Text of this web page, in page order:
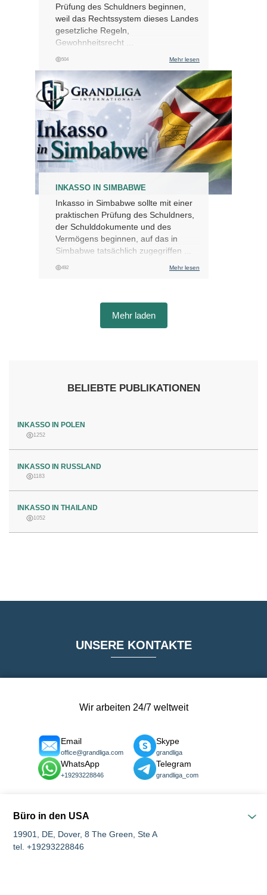
BELIEBTE PUBLIKATIONEN
INKASSO IN POLEN
1252
INKASSO IN RUSSLAND
1183
INKASSO IN THAILAND
1052
Prüfung des Schuldners beginnen,
weil das Rechtssystem dieses Landes
gesetzliche Regeln,
Gewohnheitsrecht ...
504 Mehr lesen
INKASSO IN SIMBABWE
Inkasso in Simbabwe sollte mit einer
praktischen Prüfung des Schuldners,
der Schulddokumente und des
Vermögens beginnen, auf das in
Simbabwe tatsächlich zugegriffen ...
492 Mehr lesen
Mehr laden
UNSERE KONTAKTE
Büro in den USA
19901, DE, Dover, 8 The Green, Ste A
tel. +19293228846
Wir arbeiten 24/7 weltweit
Email
office@grandliga.com
Skype
grandliga
WhatsApp
+19293228846
Telegram
grandliga_com